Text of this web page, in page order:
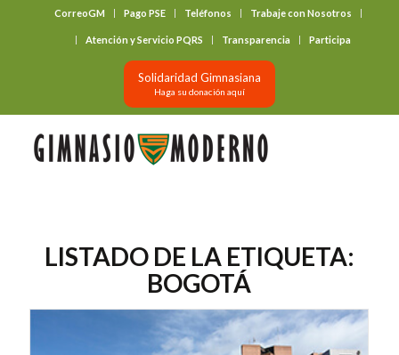
CorreoGM Pago PSE Teléfonos Trabaje con Nosotros
Atención y Servicio PQRS Transparencia Participa
Solidaridad Gimnasiana
Haga su donación aquí
LISTADO DE LA ETIQUETA:
BOGOTÁ